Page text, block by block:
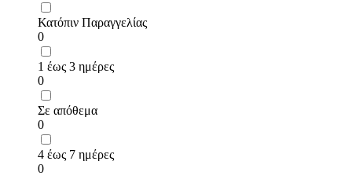
Κατόπιν Παραγγελίας
0
1 έως 3 ημέρες
0
Σε απόθεμα
0
4 έως 7 ημέρες
0